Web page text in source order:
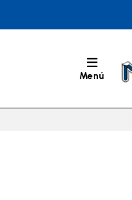
Menú